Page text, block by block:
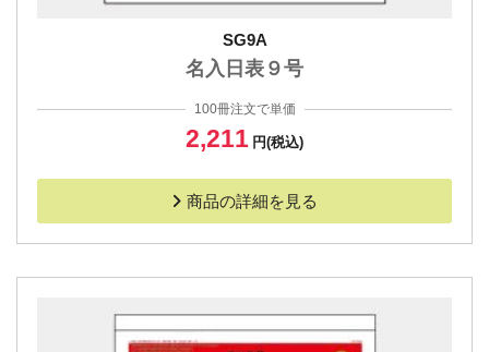
SG9A
名入日表９号
100冊注文で単価
2,211 円(税込)
商品の詳細を見る